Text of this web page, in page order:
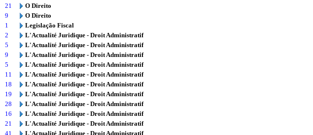
21
O Direito
9
O Direito
1
Legislação Fiscal
2
L'Actualité Juridique - Droit Administratif
5
L'Actualité Juridique - Droit Administratif
9
L'Actualité Juridique - Droit Administratif
5
L'Actualité Juridique - Droit Administratif
11
L'Actualité Juridique - Droit Administratif
18
L'Actualité Juridique - Droit Administratif
19
L'Actualité Juridique - Droit Administratif
28
L'Actualité Juridique - Droit Administratif
16
L'Actualité Juridique - Droit Administratif
21
L'Actualité Juridique - Droit Administratif
41
L'Actualité Juridique - Droit Administratif